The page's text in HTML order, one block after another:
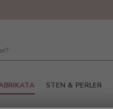
STEN & PERLER